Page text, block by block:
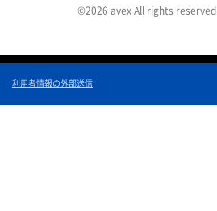
©2026 avex All rights reserved.
利用者情報の外部送信